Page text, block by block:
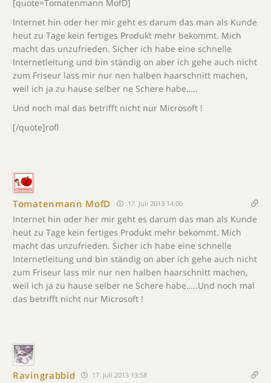
[quote=Tomatenmann MofD]
Internet hin oder her mir geht es darum das man als Kunde
heut zu Tage kein fertiges Produkt mehr bekommt. Mich
macht das unzufrieden. Sicher ich habe eine schnelle
Internetleitung und bin ständig on aber ich gehe auch nicht
zum Friseur lass mir nur nen halben haarschnitt machen,
weil ich ja zu hause selber ne Schere habe…..
Und noch mal das betrifft nicht nur Microsoft !
[/quote]rofl
Tomatenmann MofD 17. Juli 2013 14:00
Internet hin oder her mir geht es darum das man als Kunde
heut zu Tage kein fertiges Produkt mehr bekommt. Mich
macht das unzufrieden. Sicher ich habe eine schnelle
Internetleitung und bin ständig on aber ich gehe auch nicht
zum Friseur lass mir nur nen halben haarschnitt machen,
weil ich ja zu hause selber ne Schere habe…..Und noch mal
das betrifft nicht nur Microsoft !
Ravingrabbid 17. Juli 2013 13:58